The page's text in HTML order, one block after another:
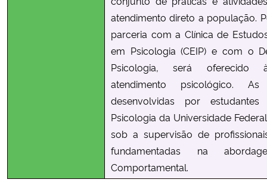
atendimento direto a população.
parceria com a Clínica de
em Psicologia (CEIP) e com o
Psicologia, será oferecido
atendimento psicológico.
desenvolvidas por
Psicologia da Universidade
sob a supervisão de
fundamentadas na
Comportamental.